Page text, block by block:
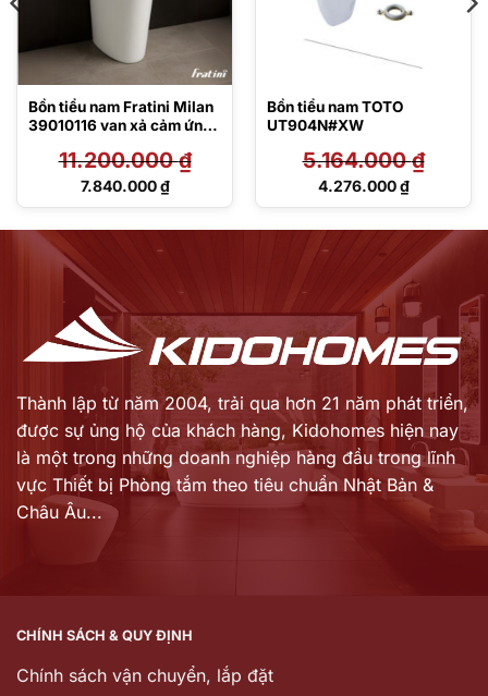
Bồn tiểu nam Fratini Milan
39010116 van xả cảm ứng
11.200.000₫
Giá
7.840.000₫
Giá
Bồn tiểu nam TOTO
UT904N#XW
5.164.000₫
Giá
5.164.000 ₫.
4.276.000₫
Giá
4.276.000 ₫.
Thành lập từ năm 2004, trải qua hơn 21 năm phát triển,
được sự ủng hộ của khách hàng, Kidohomes hiện nay
là một trong những doanh nghiệp hàng đầu trong lĩnh
vực Thiết bị Phòng tắm theo tiêu chuẩn Nhật Bản &
Châu Âu...
CHÍNH SÁCH & QUY ĐỊNH
Chính sách vận chuyển, lắp đặt